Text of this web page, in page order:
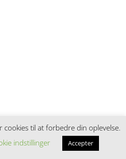
cookies til at forbedre din oplevelse.
indstillinger Accepter